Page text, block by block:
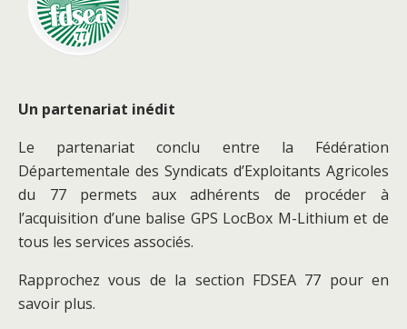
Un partenariat inédit
Le partenariat conclu entre la Fédération
Départementale des Syndicats d’Exploitants Agricoles
du 77 permets aux adhérents de procéder à
l’acquisition d’une balise GPS LocBox M-Lithium et de
tous les services associés.
Rapprochez vous de la section FDSEA 77 pour en
savoir plus.